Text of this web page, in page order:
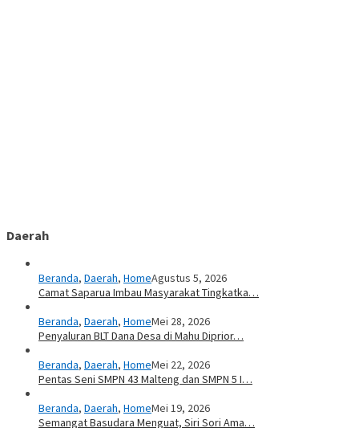
Daerah
Beranda, Daerah, HomeAgustus 5, 2026
Camat Saparua Imbau Masyarakat Tingkatka…
Beranda, Daerah, HomeMei 28, 2026
Penyaluran BLT Dana Desa di Mahu Diprior…
Beranda, Daerah, HomeMei 22, 2026
Pentas Seni SMPN 43 Malteng dan SMPN 5 I…
Beranda, Daerah, HomeMei 19, 2026
Semangat Basudara Menguat, Siri Sori Ama…